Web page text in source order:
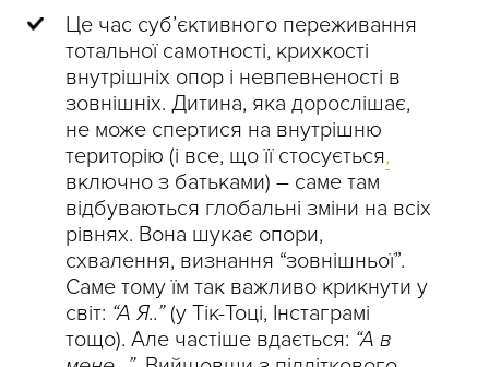
Це час суб’єктивного переживання
тотальної самотності, крихкості
внутрішніх опор і невпевненості в
зовнішніх. Дитина, яка дорослішає,
не може спертися на внутрішню
територію (і все, що її стосується,
включно з батьками) – саме там
відбуваються глобальні зміни на всіх
рівнях. Вона шукає опори,
схвалення, визнання “зовнішньої”.
Саме тому їм так важливо крикнути у
світ: “А Я..”(у Тік-Тоці, Інстаграмі
тощо). Але частіше вдається: “А в